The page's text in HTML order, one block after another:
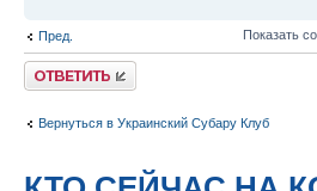
Пред. Показать
Ответить
Вернуться в Украинский Субару Клуб